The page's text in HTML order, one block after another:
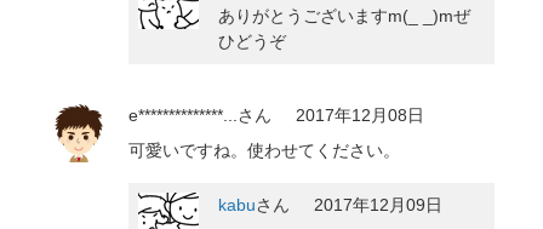
ありがとうございますm(_ _)mぜ
ひどうぞ
e**************...さん
2017年12月08日
可愛いですね。使わせてください。
kabuさん
2017年12月09日